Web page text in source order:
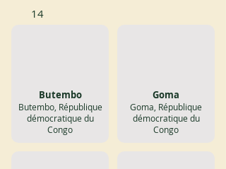
14
Butembo
Butembo, République
démocratique du
Congo
Goma
Goma, République
démocratique du
Congo